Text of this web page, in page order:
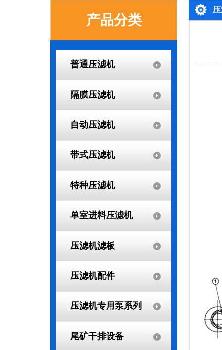
产品分类
普通压滤机
隔膜压滤机
自动压滤机
带式压滤机
特种压滤机
单室进料压滤机
压滤机滤板
压滤机配件
压滤机专用泵系列
尾矿干排设备